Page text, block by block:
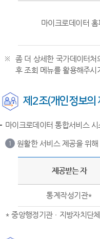
마이크로데이터
좀 더 상세한 국가데이터
후 조회 메뉴를 활용해주시
제2조(개인정보의
마이크로데이터 통합서비스
1 원활한 서비스 제공을 위
제공받는 자
통계작성기관*
* 중앙행정기관ㆍ지방자치단